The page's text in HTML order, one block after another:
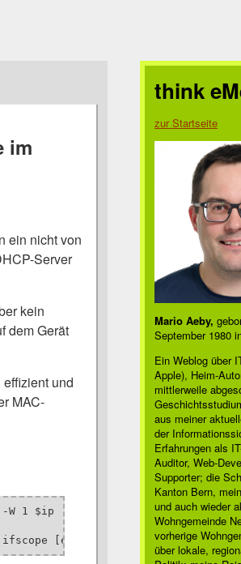
im
ein nicht von
Server
kein
dem Gerät
und
MAC-
1 $ip | grep "64 bytes" & done;
[ethernet]
think
zur Startseite
Mario Aeby,
September 1980
Ein Weblog über
Apple), Heim-
mittlerweile
aus meiner
der
Erfahrungen als
Auditor, Web-
Supporter; die
Kanton Bern,
und auch wieder
Wohngemeinde
vorherige
über lokale,